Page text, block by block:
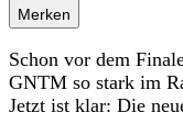
Merken
Schon vor dem
GNTM so stark im
Jetzt ist klar: Die